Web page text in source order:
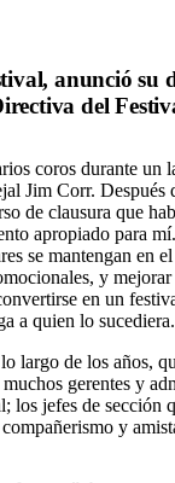
anunció su
del
coros durante
Corr.
de clausura que
apropiado para
se mantengan
y
en un
a quien lo sucediera.
largo de los
gerentes y
jefes de
y